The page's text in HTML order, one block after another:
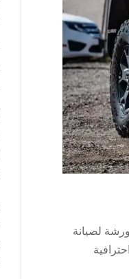
لصيانة